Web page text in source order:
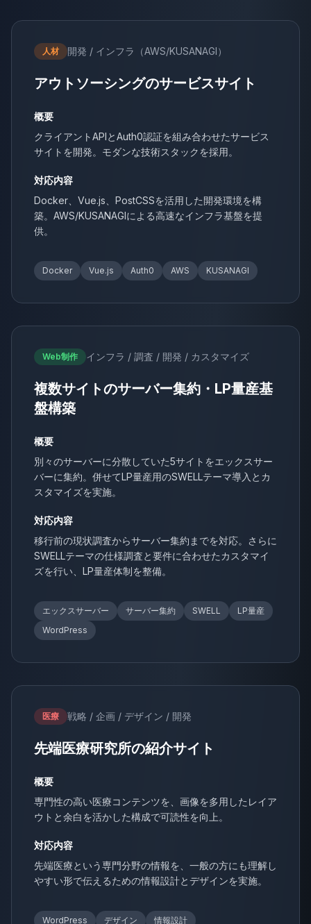
人材 開発 / インフラ（AWS/KUSANAGI）
アウトソーシングのサービスサイト
概要
クライアントAPIとAuth0認証を組み合わせたサービス
サイトを開発。モダンな技術スタックを採用。
対応内容
Docker、Vue.js、PostCSSを活用した開発環境を構
築。AWS/KUSANAGIによる高速なインフラ基盤を提
供。
Docker Vue.js Auth0 AWS KUSANAGI
Web制作 インフラ / 調査 / 開発 / カスタマイズ
複数サイトのサーバー集約・LP量産基
盤構築
概要
別々のサーバーに分散していた5サイトをエックスサー
バーに集約。併せてLP量産用のSWELLテーマ導入とカ
スタマイズを実施。
対応内容
移行前の現状調査からサーバー集約までを対応。さらに
SWELLテーマの仕様調査と要件に合わせたカスタマイ
ズを行い、LP量産体制を整備。
エックスサーバー サーバー集約 SWELL
LP量産
WordPress
医療 戦略 / 企画 / デザイン / 開発
先端医療研究所の紹介サイト
概要
専門性の高い医療コンテンツを、画像を多用したレイア
ウトと余白を活かした構成で可読性を向上。
対応内容
先端医療という専門分野の情報を、一般の方にも理解し
やすい形で伝えるための情報設計とデザインを実施。
WordPress デザイン 情報設計